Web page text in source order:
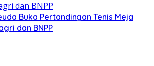
Buka Pertandingan Tenis Meja
dan BNPP